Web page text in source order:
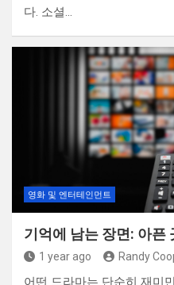
다. 소셜…
영화 및 엔터테인먼트
기억에 남는 장면: 아픈
1 year ago Randy
어떤 드라마는 단순히 재미